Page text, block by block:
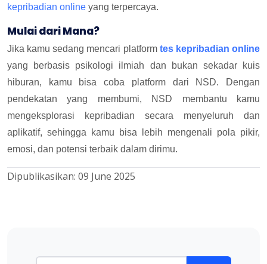
kepribadian online yang terpercaya.
Mulai dari Mana?
Jika kamu sedang mencari platform tes kepribadian online
yang berbasis psikologi ilmiah dan bukan sekadar kuis
hiburan, kamu bisa coba platform dari NSD. Dengan
pendekatan yang membumi, NSD membantu kamu
mengeksplorasi kepribadian secara menyeluruh dan
aplikatif, sehingga kamu bisa lebih mengenali pola pikir,
emosi, dan potensi terbaik dalam dirimu.
Dipublikasikan: 09 June 2025